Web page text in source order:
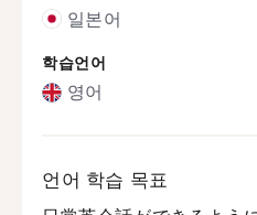
일본어
학습언어
영어
언어 학습 목표